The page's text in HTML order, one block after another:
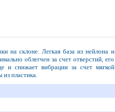
на склоне. Легкая база из нейлона и
облегчен за счет отверстий, его
и снижает вибрации за счет мягкой
пластика.